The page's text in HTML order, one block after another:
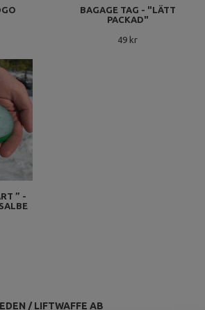
BAGAGE TAG - "LÄTT
PACKAD"
49 kr
” -
/ LIFTWAFFE AB